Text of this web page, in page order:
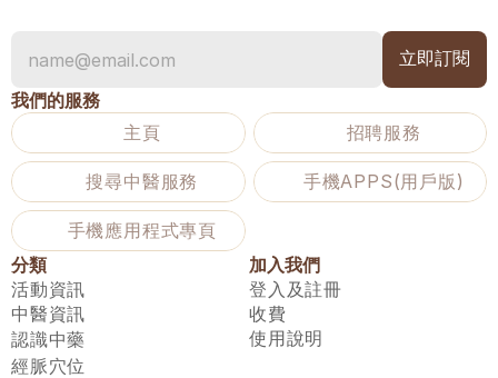
我們的服務
主頁
招聘服務
搜尋中醫服務 手機APPS(用戶版)
手機應用程式專頁
分類
活動資訊
中醫資訊
認識中藥
經脈穴位
加入我們
登入及註冊
收費
使用說明